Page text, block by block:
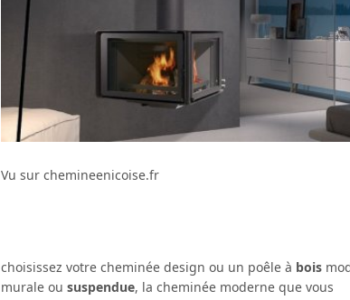
Vu sur chemineenicoise.fr
choisissez votre cheminée design ou un poêle à bois
murale ou suspendue, la cheminée moderne que vous